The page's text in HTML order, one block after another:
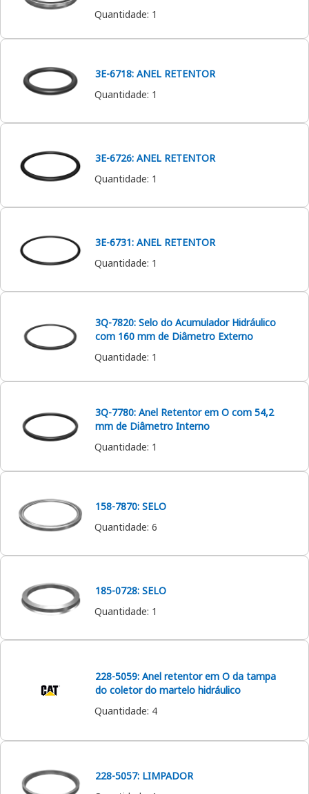
Quantidade: 1
3E-6718: ANEL RETENTOR
Quantidade: 1
3E-6726: ANEL RETENTOR
Quantidade: 1
3E-6731: ANEL RETENTOR
Quantidade: 1
3Q-7820: Selo do Acumulador Hidráulico
com 160 mm de Diâmetro Externo
Quantidade: 1
3Q-7780: Anel Retentor em O com 54,2
mm de Diâmetro Interno
Quantidade: 1
158-7870: SELO
Quantidade: 6
185-0728: SELO
Quantidade: 1
228-5059: Anel retentor em O da tampa
do coletor do martelo hidráulico
Quantidade: 4
228-5057: LIMPADOR